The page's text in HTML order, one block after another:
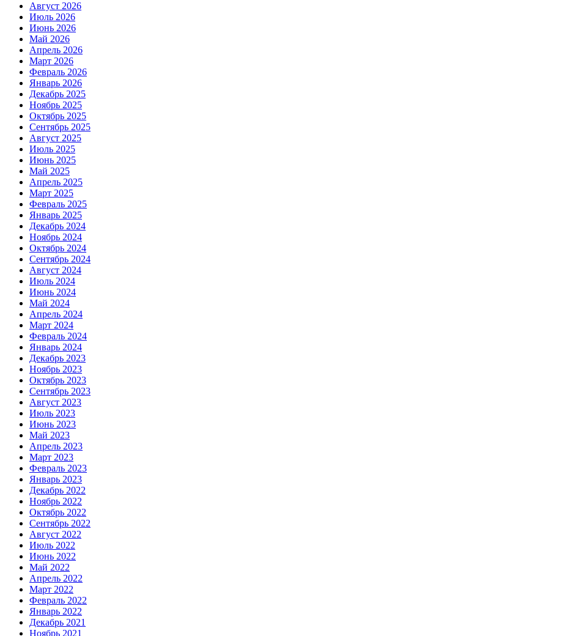
Август 2026
Июль 2026
Июнь 2026
Май 2026
Апрель 2026
Март 2026
Февраль 2026
Январь 2026
Декабрь 2025
Ноябрь 2025
Октябрь 2025
Сентябрь 2025
Август 2025
Июль 2025
Июнь 2025
Май 2025
Апрель 2025
Март 2025
Февраль 2025
Январь 2025
Декабрь 2024
Ноябрь 2024
Октябрь 2024
Сентябрь 2024
Август 2024
Июль 2024
Июнь 2024
Май 2024
Апрель 2024
Март 2024
Февраль 2024
Январь 2024
Декабрь 2023
Ноябрь 2023
Октябрь 2023
Сентябрь 2023
Август 2023
Июль 2023
Июнь 2023
Май 2023
Апрель 2023
Март 2023
Февраль 2023
Январь 2023
Декабрь 2022
Ноябрь 2022
Октябрь 2022
Сентябрь 2022
Август 2022
Июль 2022
Июнь 2022
Май 2022
Апрель 2022
Март 2022
Февраль 2022
Январь 2022
Декабрь 2021
Ноябрь 2021